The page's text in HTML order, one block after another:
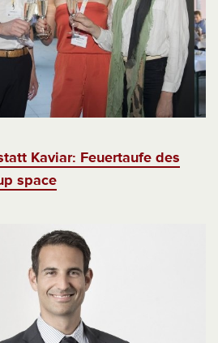
Kaviar: Feuertaufe des
space